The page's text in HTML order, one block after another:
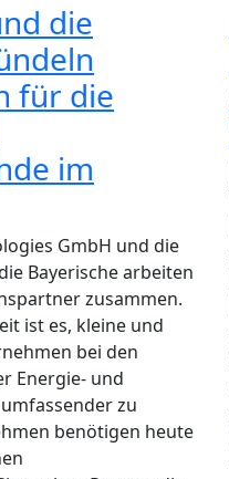
die
für die
im
GmbH und die
Bayerische arbeiten
zusammen.
ist es, kleine und
bei den
Energie- und
zu
benötigen heute